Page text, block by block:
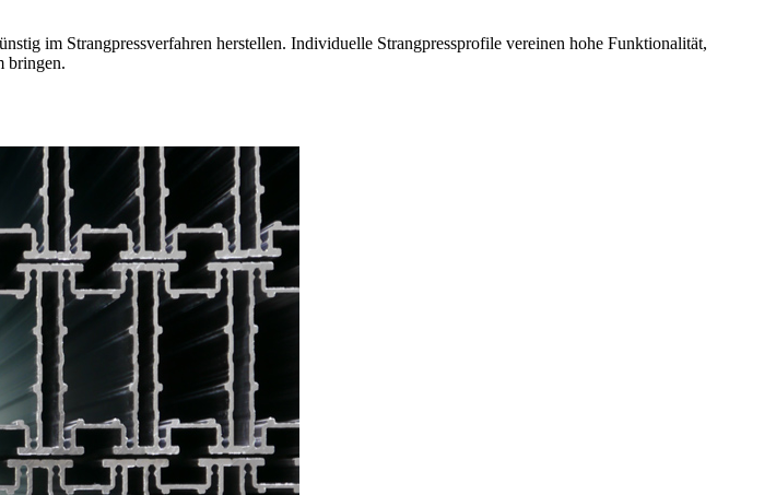
im Strangpressverfahren herstellen. Individuelle Strangpressprofile vereinen hohe Funktionalität,
bringen.